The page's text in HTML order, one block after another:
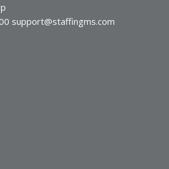
support@staffingms.com